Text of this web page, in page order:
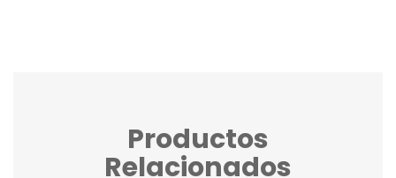
Productos
Relacionados